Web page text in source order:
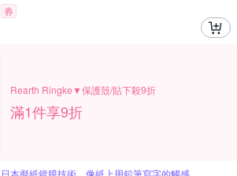
券
Rearth Ringke▼保護殼/貼下殺9折
滿1件享9折